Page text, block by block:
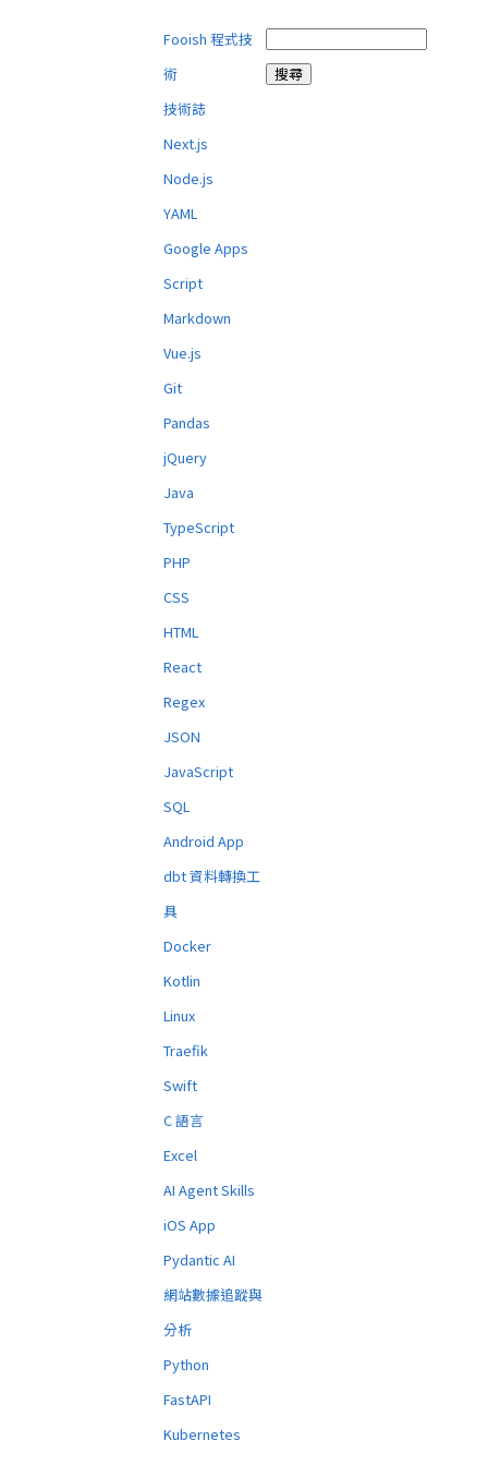
Fooish 程式技
術
技術誌
Next.js
Node.js
YAML
Google Apps
Script
Markdown
Vue.js
Git
Pandas
jQuery
Java
TypeScript
PHP
CSS
HTML
React
Regex
JSON
JavaScript
SQL
Android App
dbt 資料轉換工
具
Docker
Kotlin
Linux
Traefik
Swift
C 語言
Excel
AI Agent Skills
iOS App
Pydantic AI
網站數據追蹤與
分析
Python
FastAPI
Kubernetes